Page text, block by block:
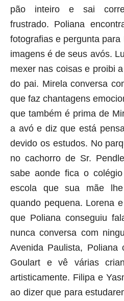
pão inteiro e sai
frustrado. Poliana
fotografias e pergunta
imagens é de seus avós.
mexer nas coisas e proibi
do pai. Mirela conversa
que faz chantagens
que também é prima de
a avó e diz que está
devido os estudos. No
no cachorro de Sr.
sabe aonde fica o
escola que sua mãe
quando pequena. Lorena
que Poliana conseguiu
nunca conversa com
Avenida Paulista, Poliana
Goulart e vê várias
artisticamente. Filipa e
ao dizer que para